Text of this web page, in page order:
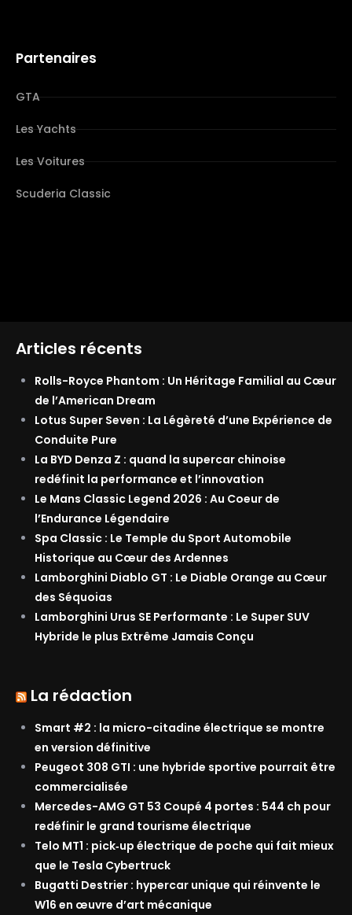
Partenaires
GTA
Les Yachts
Les Voitures
Scuderia Classic
Articles récents
Rolls-Royce Phantom : Un Héritage Familial au Cœur
de l’American Dream
Lotus Super Seven : La Légèreté d’une Expérience de
Conduite Pure
La BYD Denza Z : quand la supercar chinoise
redéfinit la performance et l’innovation
Le Mans Classic Legend 2026 : Au Coeur de
l’Endurance Légendaire
Spa Classic : Le Temple du Sport Automobile
Historique au Cœur des Ardennes
Lamborghini Diablo GT : Le Diable Orange au Cœur
des Séquoias
Lamborghini Urus SE Performante : Le Super SUV
Hybride le plus Extrême Jamais Conçu
La rédaction
Smart #2 : la micro-citadine électrique se montre
en version définitive
Peugeot 308 GTI : une hybride sportive pourrait être
commercialisée
Mercedes-AMG GT 53 Coupé 4 portes : 544 ch pour
redéfinir le grand tourisme électrique
Telo MT1 : pick‑up électrique de poche qui fait mieux
que le Tesla Cybertruck
Bugatti Destrier : hypercar unique qui réinvente le
W16 en œuvre d’art mécanique